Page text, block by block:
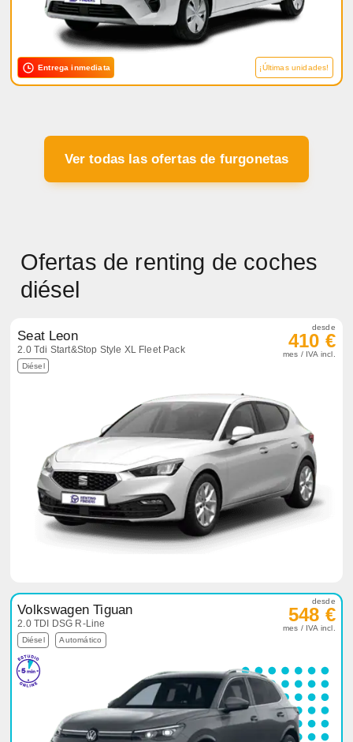
Entrega inmediata ¡Últimas unidades!
Ver todas las ofertas de furgonetas
Ofertas de renting de coches
diésel
Seat Leon
2.0 Tdi Start&Stop Style XL Fleet Pack
Diésel
desde
410 €
mes / IVA incl.
Volkswagen Tiguan
2.0 TDI DSG R-Line
Diésel Automático
desde
548 €
mes / IVA incl.